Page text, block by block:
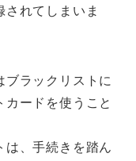
れてしまいま
ラックリストに
ードを使うこと
は、手続きを踏ん